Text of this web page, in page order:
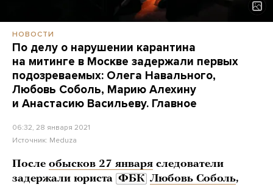
НОВОСТИ
По делу о нарушении карантина
на митинге в Москве задержали первых
подозреваемых: Олега Навального,
Любовь Соболь, Марию Алехину
и Анастасию Васильеву. Главное
06:32, 28 января 2021
Источник: Meduza
После обысков 27 января следователи
задержали юриста ФБК Любовь Соболь,